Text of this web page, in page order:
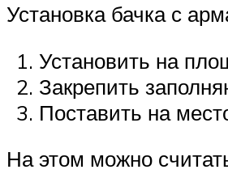
Установка бачка с
Установить на
Закрепить
Поставить на
На этом можно